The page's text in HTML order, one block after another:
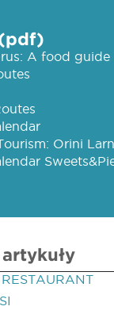
A food guide
Orini